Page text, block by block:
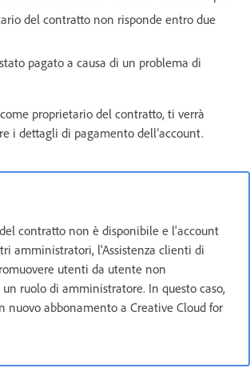
del contratto non risponde entro due
pagato a causa di un problema di
proprietario del contratto, ti verrà
i dettagli di pagamento dell’account.
contratto non è disponibile e l'account
amministratori, l'Assistenza clienti di
utenti da utente non
ruolo di amministratore. In questo caso,
nuovo abbonamento a Creative Cloud for